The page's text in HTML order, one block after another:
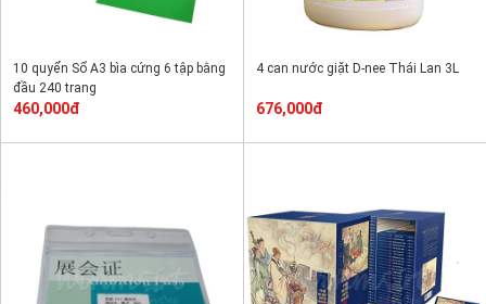
10 quyển Sổ A3 bìa cứng 6 tập bằng
đầu 240 trang
460,000đ
4 can nước giặt D-nee Thái Lan 3L
676,000đ